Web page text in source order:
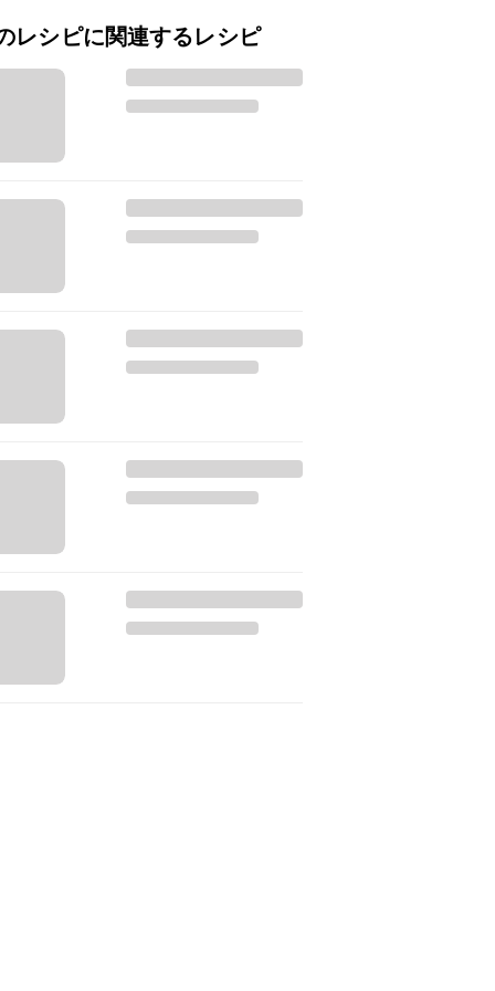
レシピに関連するレシピ